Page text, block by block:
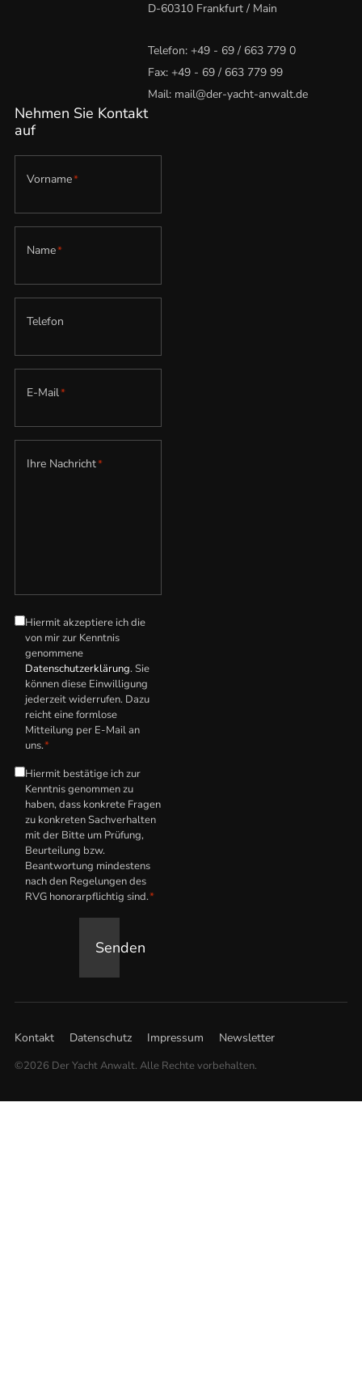
D-60310 Frankfurt / Main
Telefon: +49 - 69 / 663 779 0
Fax: +49 - 69 / 663 779 99
Mail: mail@der-yacht-anwalt.de
Nehmen Sie Kontakt
auf
Vorname*
Name*
Telefon
E-Mail*
Ihre Nachricht*
Datenschutzerklärung*
Hiermit akzeptiere ich die
von mir zur Kenntnis
genommene
Datenschutzerklärung. Sie
können diese Einwilligung
jederzeit widerrufen. Dazu
reicht eine formlose
Mitteilung per E-Mail an
uns.*
Hinweis
zum
anwaltlichen
Honorar*
Hiermit bestätige ich zur
Kenntnis genommen zu
haben, dass konkrete Fragen
zu konkreten Sachverhalten
mit der Bitte um Prüfung,
Beurteilung bzw.
Beantwortung mindestens
nach den Regelungen des
RVG honorarpflichtig sind.*
Senden
Kontakt Datenschutz Impressum Newsletter
©2026 Der Yacht Anwalt. Alle Rechte vorbehalten.